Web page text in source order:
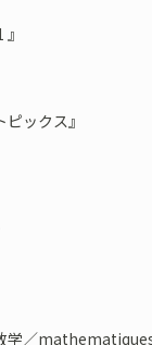
ックス』
学／